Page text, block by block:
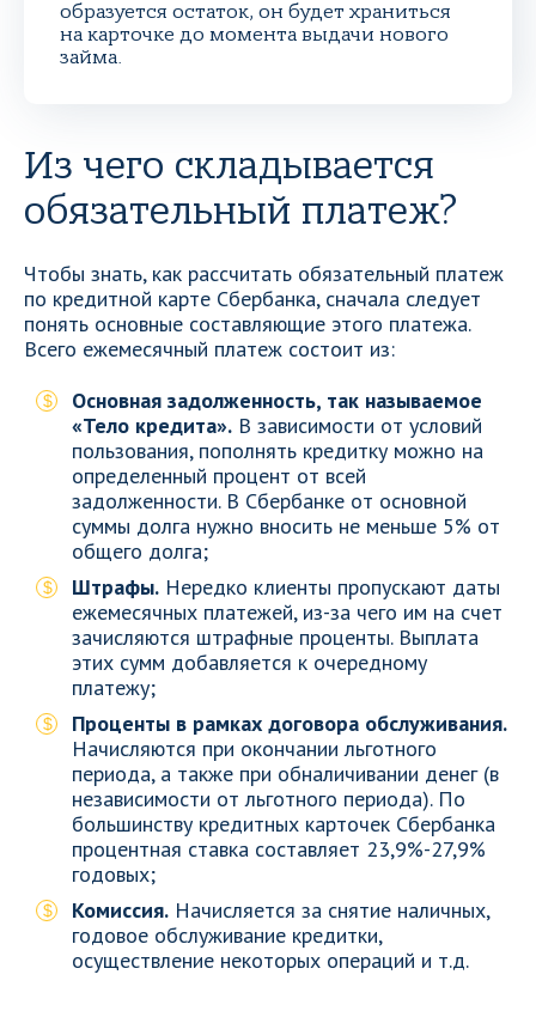
образуется остаток, он будет храниться
на карточке до момента выдачи нового
займа.
Из чего складывается
обязательный платеж?
Чтобы знать, как рассчитать обязательный платеж
по кредитной карте Сбербанка, сначала следует
понять основные составляющие этого платежа.
Всего ежемесячный платеж состоит из:
Основная задолженность, так называемое
«Тело кредита». В зависимости от условий
пользования, пополнять кредитку можно на
определенный процент от всей
задолженности. В Сбербанке от основной
суммы долга нужно вносить не меньше 5% от
общего долга;
Штрафы. Нередко клиенты пропускают даты
ежемесячных платежей, из-за чего им на счет
зачисляются штрафные проценты. Выплата
этих сумм добавляется к очередному
платежу;
Проценты в рамках договора обслуживания.
Начисляются при окончании льготного
периода, а также при обналичивании денег (в
независимости от льготного периода). По
большинству кредитных карточек Сбербанка
процентная ставка составляет 23,9%-27,9%
годовых;
Комиссия. Начисляется за снятие наличных,
годовое обслуживание кредитки,
осуществление некоторых операций и т.д.